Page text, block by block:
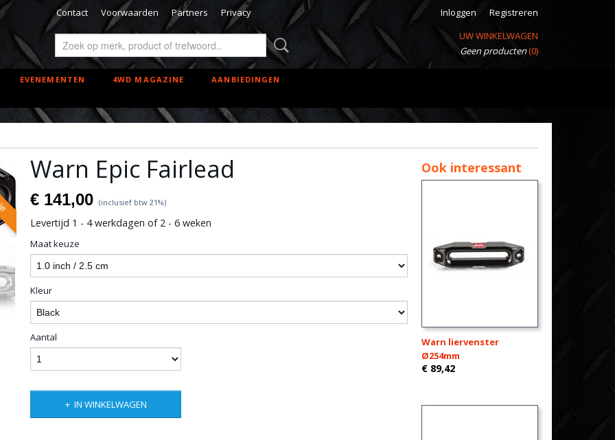
Contact Voorwaarden Partners Privacy Inloggen
Registreren
UW WINKELWAGEN
Geen producten(0)
EVENEMENTEN 4WD MAGAZINE AANBIEDINGEN
Warn Epic Fairlead
€ 141,00 (inclusief btw 21%)
Levertijd 1 - 4 werkdagen of 2 - 6 weken
Maat keuze
Kleur
Aantal
IN WINKELWAGEN
Ook interessant
Warn liervenster
Ø254mm
€ 89,42